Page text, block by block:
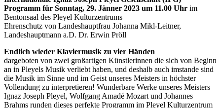
Programm für Sonntag, 29. Jänner 2023 um 11.00 Uhr im
Bentonsaal des Pleyel Kulturzentrums
Ehrenschutz von Landeshauptfrau Johanna Mikl-Leitner,
Landeshauptmann a.D. Dr. Erwin Pröll
Endlich wieder Klaviermusik zu vier Händen
dargeboten von zwei großartigen Künstlerinnen die sich von Beginn
an in Pleyels Musik verliebt haben, und deshalb auch imstande sind
die Musik im Sinne und im Geist unseres Meisters in höchster
Vollendung zu interpretieren! Wunderbare Werke unseres Meisters
Ignaz Joseph Pleyel, Wolfgang Amadé Mozart und Johannes
Brahms runden dieses perfekte Programm im Pleyel Kulturzentrum